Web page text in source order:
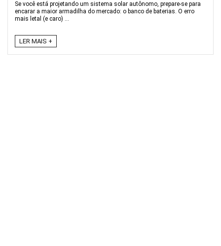
Se você está projetando um sistema solar autônomo, prepare-se para
encarar a maior armadilha do mercado: o banco de baterias. O erro
mais letal (e caro) ...
LER MAIS +